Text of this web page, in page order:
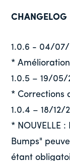
CHANGELOG
1.0.6 - 04/07/
*
1.0.5 – 19/05/
* Corrections
1.0.4 – 18/12/
* NOUVELLE
Bumps"
étant